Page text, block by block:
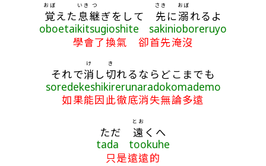
覚
おぼ
えた 息
いき
継
つ
ぎをして 先
さき
に溺
おぼ
れるよ
oboetaikitsugioshite sakinioboreruyo
學會了換氣 卻首先淹沒
それで消
け
し切
き
れるならどこまでも
soredekeshikirerunaradokomademo
如果能因此徹底消失無論多遠
ただ 遠
とお
くへ
tada tookuhe
只是遠遠的